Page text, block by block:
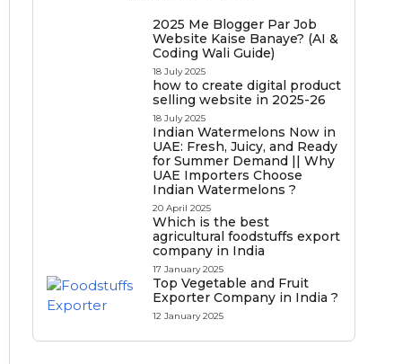
2025 Me Blogger Par Job
Website Kaise Banaye? (AI &
Coding Wali Guide)
18 July 2025
how to create digital product
selling website in 2025-26
18 July 2025
Indian Watermelons Now in
UAE: Fresh, Juicy, and Ready
for Summer Demand || Why
UAE Importers Choose
Indian Watermelons ?
20 April 2025
Which is the best
agricultural foodstuffs export
company in India
17 January 2025
Top Vegetable and Fruit
Exporter Company in India ?
12 January 2025